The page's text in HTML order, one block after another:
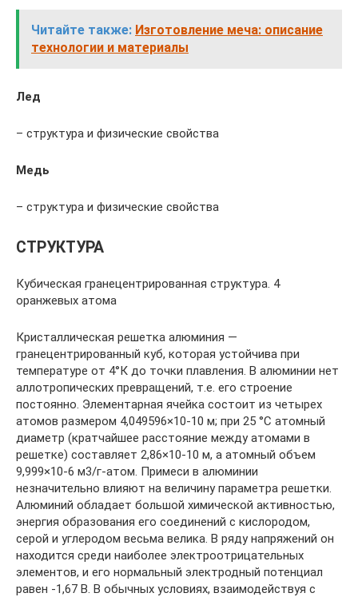
Читайте также: Изготовление меча: описание
технологии и материалы
Лед
– структура и физические свойства
Медь
– структура и физические свойства
СТРУКТУРА
Кубическая гранецентрированная структура. 4
оранжевых атома
Кристаллическая решетка алюминия —
гранецентрированный куб, которая устойчива при
температуре от 4°К до точки плавления. В алюминии нет
аллотропических превращений, т.е. его строение
постоянно. Элементарная ячейка состоит из четырех
атомов размером 4,049596×10-10 м; при 25 °С атомный
диаметр (кратчайшее расстояние между атомами в
решетке) составляет 2,86×10-10 м, а атомный объем
9,999×10-6 м3/г-атом. Примеси в алюминии
незначительно влияют на величину параметра решетки.
Алюминий обладает большой химической активностью,
энергия образования его соединений с кислородом,
серой и углеродом весьма велика. В ряду напряжений он
находится среди наиболее электроотрицательных
элементов, и его нормальный электродный потенциал
равен -1,67 В. В обычных условиях, взаимодействуя с